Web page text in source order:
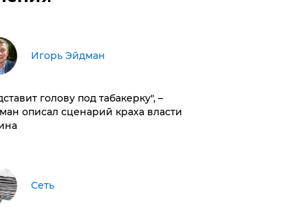
Игорь Эйдман
голову под табакерку", –
описал сценарий краха власти
Сеть